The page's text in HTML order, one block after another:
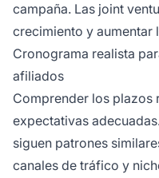
campaña. Las joint
crecimiento y aumentar
Cronograma realista
afiliados
Comprender los plazos
expectativas
siguen patrones
canales de tráfico y